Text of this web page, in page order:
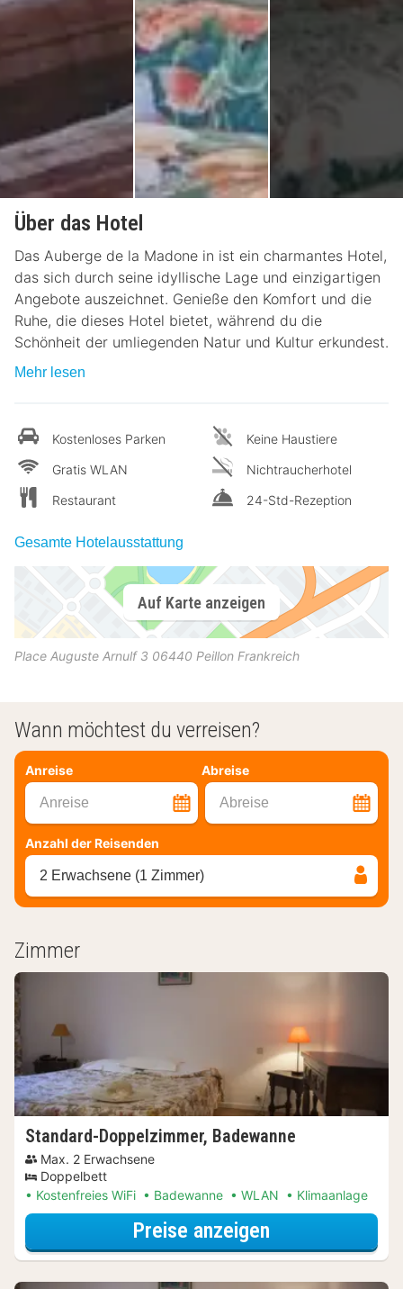
Über das Hotel
Das Auberge de la Madone in ist ein charmantes Hotel,
das sich durch seine idyllische Lage und einzigartigen
Angebote auszeichnet. Genieße den Komfort und die
Ruhe, die dieses Hotel bietet, während du die
Schönheit der umliegenden Natur und Kultur erkundest.
Mehr lesen
Kostenloses Parken
Gratis WLAN
Restaurant
Keine Haustiere
Nichtraucherhotel
24-Std-Rezeption
Gesamte Hotelausstattung
Auf Karte anzeigen
Place Auguste Arnulf 3 06440 Peillon Frankreich
Wann möchtest du verreisen?
Anreise Abreise
Anreise Abreise
Anzahl der Reisenden
2 Erwachsene (1 Zimmer)
Zimmer
Standard-Doppelzimmer, Badewanne
Max. 2 Erwachsene
Doppelbett
Kostenfreies WiFi
Badewanne WLAN Klimaanlage
Preise anzeigen